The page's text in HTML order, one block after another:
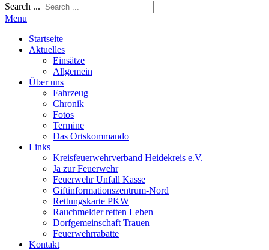
Search ...
Menu
Startseite
Aktuelles
Einsätze
Allgemein
Über uns
Fahrzeug
Chronik
Fotos
Termine
Das Ortskommando
Links
Kreisfeuerwehrverband Heidekreis e.V.
Ja zur Feuerwehr
Feuerwehr Unfall Kasse
Giftinformationszentrum-Nord
Rettungskarte PKW
Rauchmelder retten Leben
Dorfgemeinschaft Trauen
Feuerwehrrabatte
Kontakt